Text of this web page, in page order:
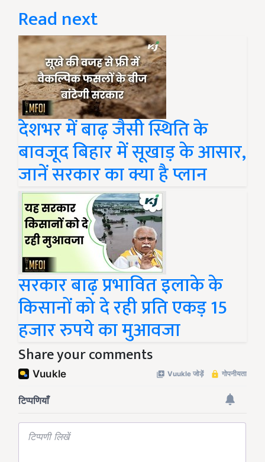
Read next
देशभर में बाढ़ जैसी स्थिति के
बावजूद बिहार में सूखाड़ के आसार,
जानें सरकार का क्या है प्लान
सरकार बाढ़ प्रभावित इलाके के
किसानों को दे रही प्रति एकड़ 15
हजार रुपये का मुआवजा
Share your comments